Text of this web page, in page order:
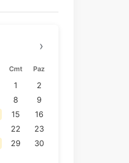
›
Cmt Paz
1
2
8
9
15
16
22
23
29
30